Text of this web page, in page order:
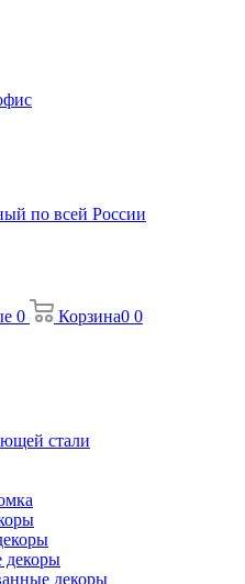
по всей России
0 Корзина0 0
стали
декоры
декоры